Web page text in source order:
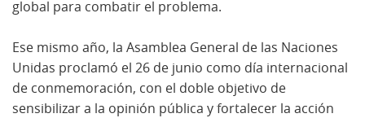
global para combatir el problema.
Ese mismo año, la Asamblea General de las Naciones
Unidas proclamó el 26 de junio como día internacional
de conmemoración, con el doble objetivo de
sensibilizar a la opinión pública y fortalecer la acción